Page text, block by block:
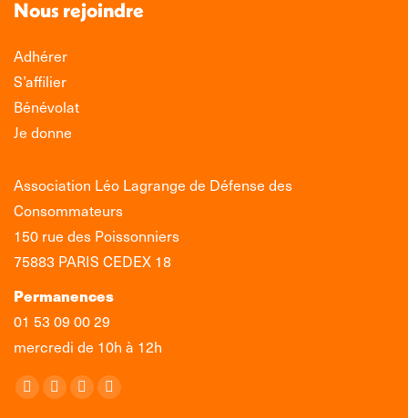
Nous rejoindre
Adhérer
S’affilier
Bénévolat
Je donne
Association Léo Lagrange de Défense des
Consommateurs
150 rue des Poissonniers
75883 PARIS CEDEX 18
Permanences
01 53 09 00 29
mercredi de 10h à 12h
Retrouvez-nous sur :
La
La
La
La